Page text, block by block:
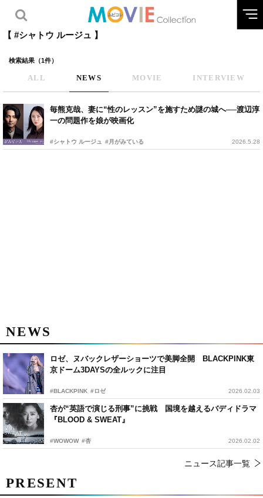
【 #シャトウ ルージュ 】
検索結果（1件）
ALL NEWS MOVIE INTERVIEW
毎熊克哉、妻に“性のレッスン”を施すため謎の城へ──渡辺淳
一の問題作を娘が映画化
#シャトウ ルージュ #月がみている 2026.5.28
NEWS
ロゼ、ヌバックレザーショーツで美脚全開 BLACKPINK東
京ドーム3DAYSの全ルックに注目
#BLACKPINK #ロゼ 2026.02.03
杏が“英語で演じる刑事”に挑戦 国境を越えるバディドラマ
『BLOOD & SWEAT』
#WOWOW #杏 2026.02.02
ニュース記事一覧
PRESENT